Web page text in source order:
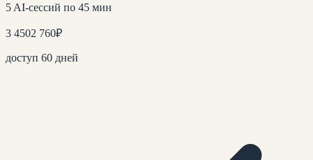
5 AI-сессий по 45 мин
3 4502 760₽
доступ 60 дней